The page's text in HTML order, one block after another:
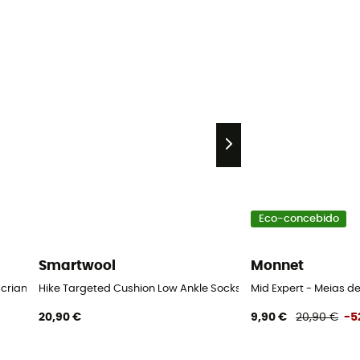
criança
Smartwool
Hike Targeted Cushion Low Ankle Socks - Meias de
20,90 €
Eco-concebido
Monnet
Mid Expert - Meias
9,90 € 20,90 € -